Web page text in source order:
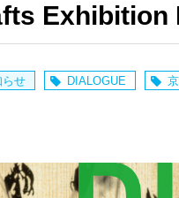
Exhibition
らせ DIALOGUE